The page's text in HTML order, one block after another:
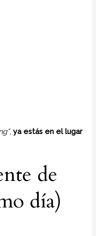
,ya estás en el lugar
de
día)